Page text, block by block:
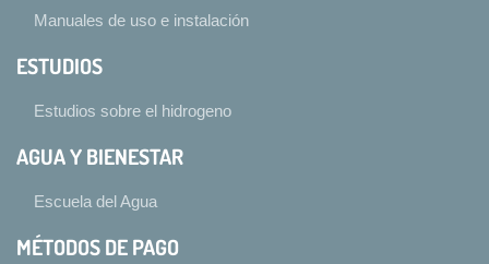
Manuales de uso e instalación
ESTUDIOS
Estudios sobre el hidrogeno
AGUA Y BIENESTAR
Escuela del Agua
MÉTODOS DE PAGO